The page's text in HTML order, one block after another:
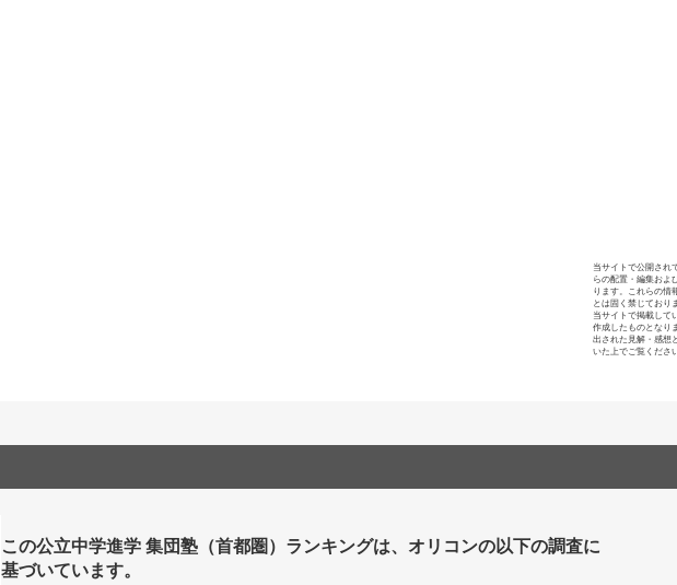
当サイトで公開され
らの配置・編集およ
ります。これらの情
とは固く禁じており
当サイトで掲載して
作成したものとなり
出された見解・感想
いた上でご覧ください
この公立中学進学 集団塾（首都圏）ランキングは、オリコンの以下の調査に
基づいています。